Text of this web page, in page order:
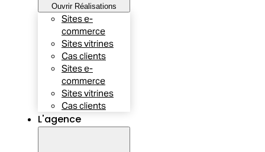
Ouvrir Réalisations
Sites e-
commerce
Sites vitrines
Cas clients
Sites e-
commerce
Sites vitrines
Cas clients
L'agence